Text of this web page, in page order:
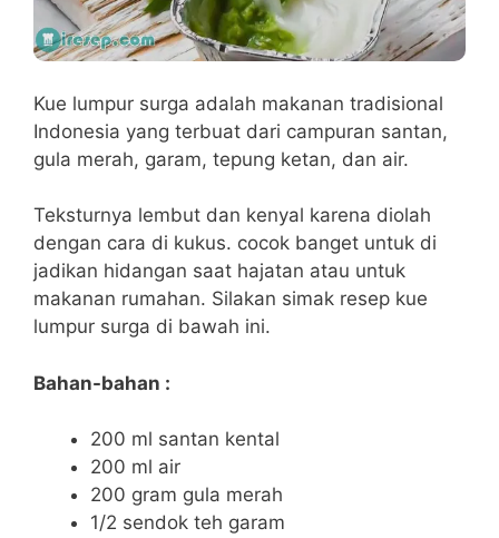
Kue lumpur surga adalah makanan tradisional
Indonesia yang terbuat dari campuran santan,
gula merah, garam, tepung ketan, dan air.
Teksturnya lembut dan kenyal karena diolah
dengan cara di kukus. cocok banget untuk di
jadikan hidangan saat hajatan atau untuk
makanan rumahan. Silakan simak resep kue
lumpur surga di bawah ini.
Bahan-bahan :
200 ml santan kental
200 ml air
200 gram gula merah
1/2 sendok teh garam